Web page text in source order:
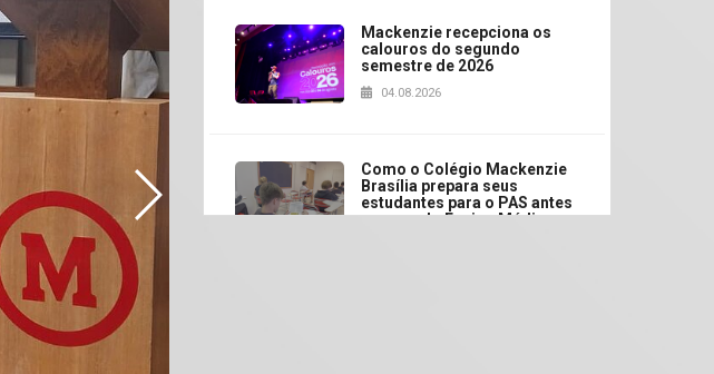
Mackenzie recepciona os
calouros do segundo
semestre de 2026
04.08.2026
Como o Colégio Mackenzie
Brasília prepara seus
estudantes para o PAS antes
mesmo do Ensino Médio